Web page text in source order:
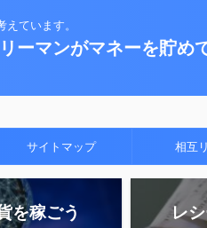
ています。
ーマンがマネーを貯め
サイトマップ 相互
を稼ごう レ